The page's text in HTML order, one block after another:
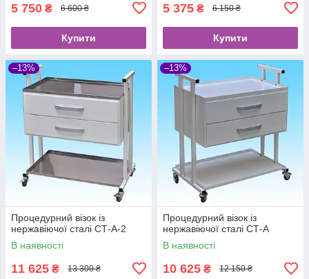
5 750 ₴ 6 600 ₴
Купити
5 375 ₴ 6 150 ₴
Купити
–13%
Процедурний візок із
нержавіючої сталі СТ-А-2
В наявності
11 625 ₴ 13 300 ₴
–13%
Процедурний візок із
нержавіючої сталі СТ-А
В наявності
10 625 ₴ 12 150 ₴